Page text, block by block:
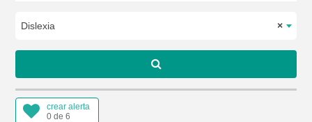
×
Dislexia
crear alerta
0 de 6